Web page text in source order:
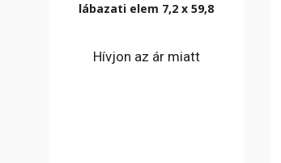
lábazati elem 7,2 x 59,8
Hívjon az ár miatt